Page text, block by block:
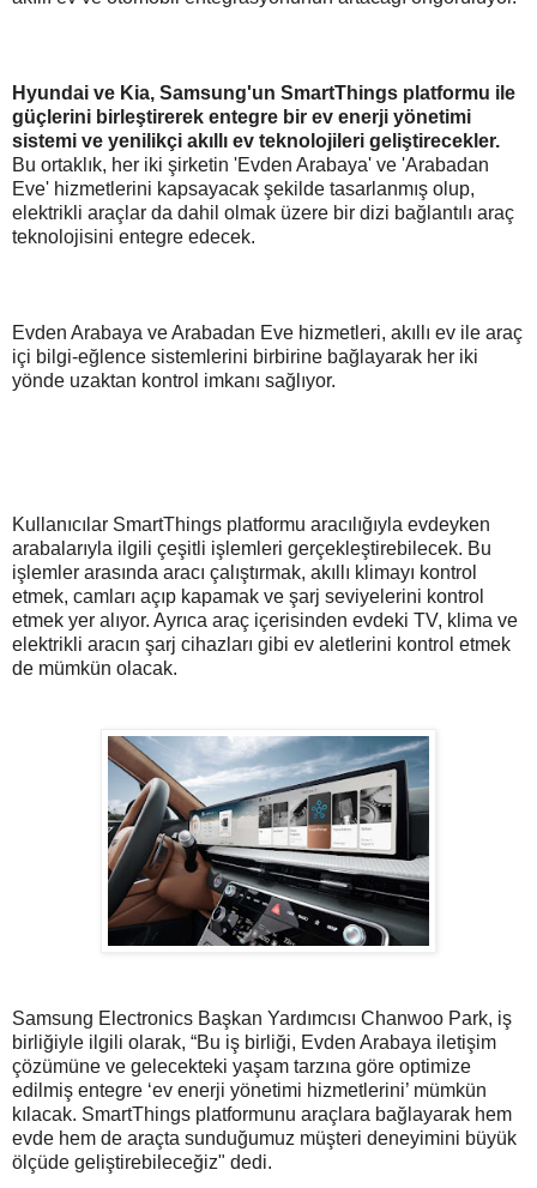
Hyundai ve Kia, Samsung'un SmartThings platformu ile
güçlerini birleştirerek entegre bir ev enerji yönetimi
sistemi ve yenilikçi akıllı ev teknolojileri geliştirecekler.
Bu ortaklık, her iki şirketin 'Evden Arabaya' ve 'Arabadan
Eve' hizmetlerini kapsayacak şekilde tasarlanmış olup,
elektrikli araçlar da dahil olmak üzere bir dizi bağlantılı araç
teknolojisini entegre edecek.
Evden Arabaya ve Arabadan Eve hizmetleri, akıllı ev ile araç
içi bilgi-eğlence sistemlerini birbirine bağlayarak her iki
yönde uzaktan kontrol imkanı sağlıyor.
Kullanıcılar SmartThings platformu aracılığıyla evdeyken
arabalarıyla ilgili çeşitli işlemleri gerçekleştirebilecek. Bu
işlemler arasında aracı çalıştırmak, akıllı klimayı kontrol
etmek, camları açıp kapamak ve şarj seviyelerini kontrol
etmek yer alıyor. Ayrıca araç içerisinden evdeki TV, klima ve
elektrikli aracın şarj cihazları gibi ev aletlerini kontrol etmek
de mümkün olacak.
Samsung Electronics Başkan Yardımcısı Chanwoo Park, iş
birliğiyle ilgili olarak, “Bu iş birliği, Evden Arabaya iletişim
çözümüne ve gelecekteki yaşam tarzına göre optimize
edilmiş entegre ‘ev enerji yönetimi hizmetlerini’ mümkün
kılacak. SmartThings platformunu araçlara bağlayarak hem
evde hem de araçta sunduğumuz müşteri deneyimini büyük
ölçüde geliştirebileceğiz" dedi.